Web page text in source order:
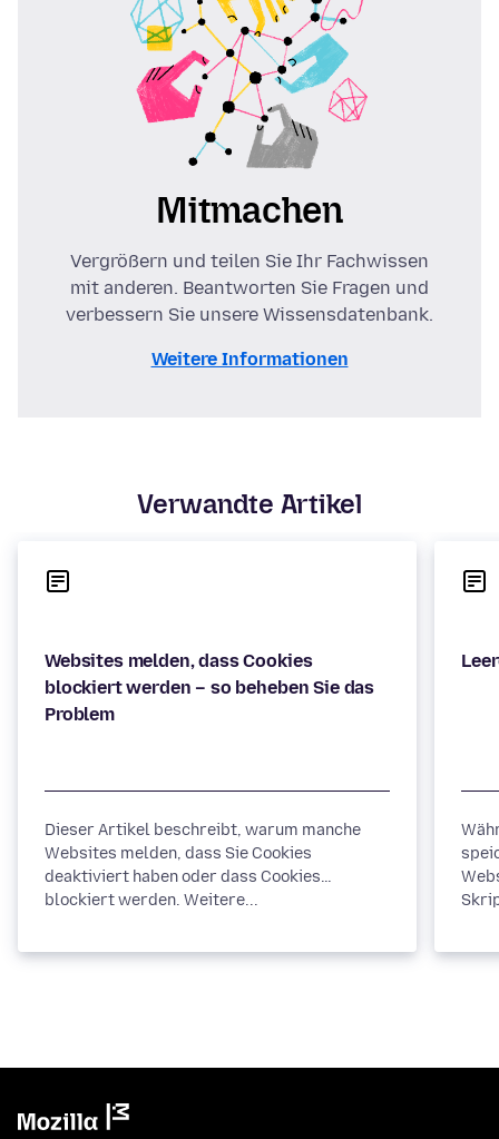
Mitmachen
Vergrößern und teilen Sie Ihr Fachwissen
mit anderen. Beantworten Sie Fragen und
verbessern Sie unsere Wissensdatenbank.
Weitere Informationen
Verwandte Artikel
Websites melden, dass Cookies
blockiert werden – so beheben Sie das
Problem
Dieser Artikel beschreibt, warum manche
Websites melden, dass Sie Cookies
deaktiviert haben oder dass Cookies
blockiert werden. Weitere...